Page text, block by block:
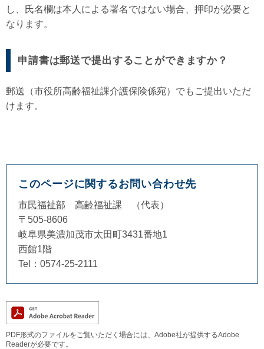
し、氏名欄は本人による署名ではない場合、押印が必要と
なります。
申請書は郵送で提出することができますか？
郵送（市役所高齢福祉課介護保険係宛）でもご提出いただ
けます。
このページに関するお問い合わせ先
市民福祉部 高齢福祉課
代表
〒505-8606
岐阜県美濃加茂市太田町3431番地1
西館1階
Tel：0574-25-2111
PDF形式のファイルをご覧いただく場合には、Adobe社が提供するAdobe
Readerが必要です。